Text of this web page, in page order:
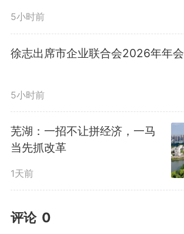
5小时前
徐志出席市企业联合会2026年年会
5小时前
芜湖：一招不让拼经济，一马
当先抓改革
1天前
评论 0